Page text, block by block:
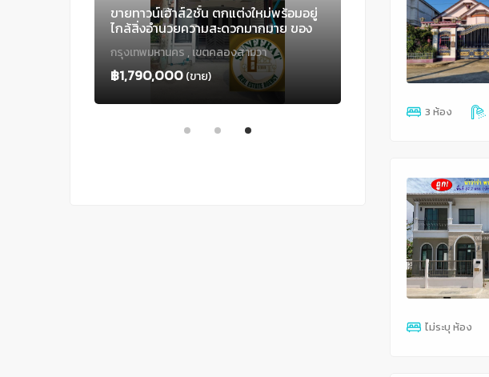
ขายทาวน์เฮ้าส์2ชั้น ตกแต่งใหม่พร้อมอยู่
ไกล้สิ่งอำนวยความสะดวกมากมาย ของ
แถมเพียบ
กรุงเทพมหานคร , เขตคลองสามวา
฿1,790,000(ขาย)
3 ห้อง
ไม่ระบุ ห้อง